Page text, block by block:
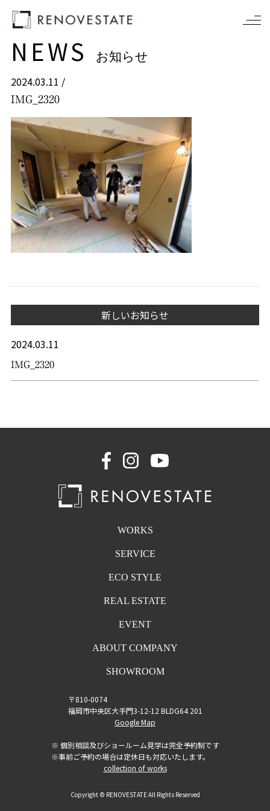
NEWS お知らせ
2024.03.11 /
IMG_2320
新しいお知らせ
2024.03.11
IMG_2320
WORKS
SERVICE
ECO STYLE
REAL ESTATE
EVENT
ABOUT COMPANY
SHOWROOM
〒810-0074
福岡市中央区大手門3-12-12 BLDG64 201
Google Map
※ 個別相談及びショールーム見学は完全予約制です
※事前ご予約の場合は定休日も対応いたします。
collection of works
Copyright © RENOVESTATE All Rights Reserved